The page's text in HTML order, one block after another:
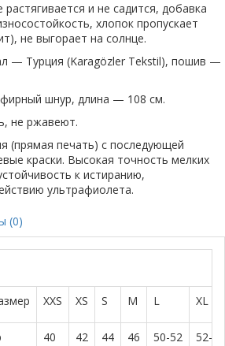
растягивается и не садится, добавка
хлопок пропускает
не выгорает на солнце.
— Турция (Karagözler Tekstil), пошив —
шнур, длина — 108 см.
не ржавеют.
(прямая печать) с последующей
краски. Высокая точность мелких
к истиранию,
ультрафиолета.
(0)
XXS XS S M L XL
40 42 44 46 50-52 52-54